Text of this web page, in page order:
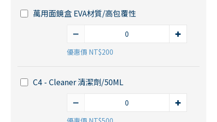
萬用面鏡盒 EVA材質/高包覆性
優惠價 NT$200
C4 - Cleaner 清潔劑/50ML